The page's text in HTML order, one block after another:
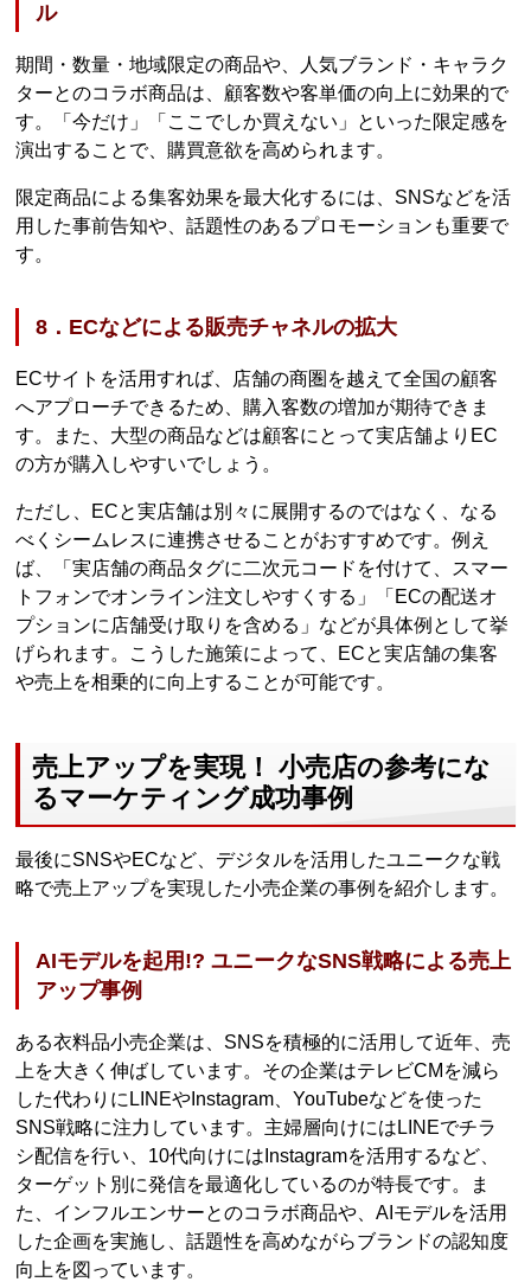
ル
期間・数量・地域限定の商品や、人気ブランド・キャラク
ターとのコラボ商品は、顧客数や客単価の向上に効果的で
す。「今だけ」「ここでしか買えない」といった限定感を
演出することで、購買意欲を高められます。
限定商品による集客効果を最大化するには、SNSなどを活
用した事前告知や、話題性のあるプロモーションも重要で
す。
8．ECなどによる販売チャネルの拡大
ECサイトを活用すれば、店舗の商圏を越えて全国の顧客
へアプローチできるため、購入客数の増加が期待できま
す。また、大型の商品などは顧客にとって実店舗よりEC
の方が購入しやすいでしょう。
ただし、ECと実店舗は別々に展開するのではなく、なる
べくシームレスに連携させることがおすすめです。例え
ば、「実店舗の商品タグに二次元コードを付けて、スマー
トフォンでオンライン注文しやすくする」「ECの配送オ
プションに店舗受け取りを含める」などが具体例として挙
げられます。こうした施策によって、ECと実店舗の集客
や売上を相乗的に向上することが可能です。
売上アップを実現！ 小売店の参考にな
るマーケティング成功事例
最後にSNSやECなど、デジタルを活用したユニークな戦
略で売上アップを実現した小売企業の事例を紹介します。
AIモデルを起用!? ユニークなSNS戦略による売上
アップ事例
ある衣料品小売企業は、SNSを積極的に活用して近年、売
上を大きく伸ばしています。その企業はテレビCMを減ら
した代わりにLINEやInstagram、YouTubeなどを使った
SNS戦略に注力しています。主婦層向けにはLINEでチラ
シ配信を行い、10代向けにはInstagramを活用するなど、
ターゲット別に発信を最適化しているのが特長です。ま
た、インフルエンサーとのコラボ商品や、AIモデルを活用
した企画を実施し、話題性を高めながらブランドの認知度
向上を図っています。